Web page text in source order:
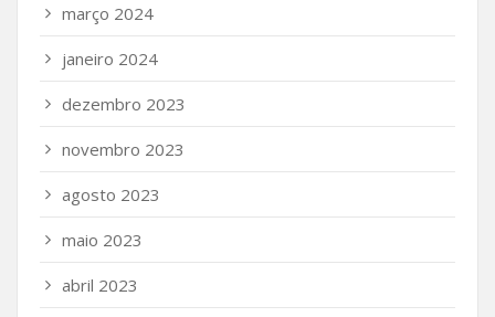
março 2024
janeiro 2024
dezembro 2023
novembro 2023
agosto 2023
maio 2023
abril 2023